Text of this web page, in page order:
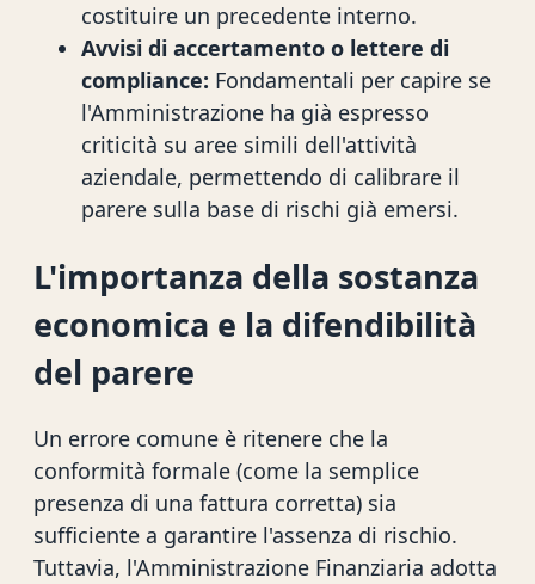
costituire un precedente interno.
Avvisi di accertamento o lettere di
compliance: Fondamentali per capire se
l'Amministrazione ha già espresso
criticità su aree simili dell'attività
aziendale, permettendo di calibrare il
parere sulla base di rischi già emersi.
L'importanza della sostanza
economica e la difendibilità
del parere
Un errore comune è ritenere che la
conformità formale (come la semplice
presenza di una fattura corretta) sia
sufficiente a garantire l'assenza di rischio.
Tuttavia, l'Amministrazione Finanziaria adotta